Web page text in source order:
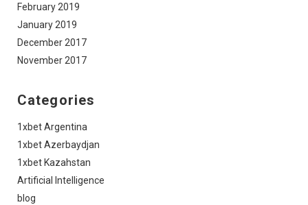
February 2019
January 2019
December 2017
November 2017
Categories
1xbet Argentina
1xbet Azerbaydjan
1xbet Kazahstan
Artificial Intelligence
blog